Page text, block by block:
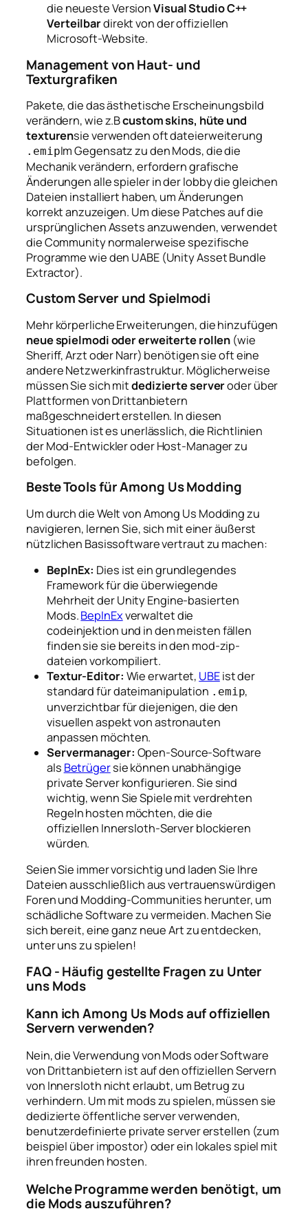
die neueste VersionVisual Studio C++
Verteilbardirekt von der offiziellen
Microsoft-Website.
Management von Haut- und
Texturgrafiken
Pakete, die das ästhetische Erscheinungsbild
verändern, wie z.Bcustom skins, hüte und
texturensie verwenden oft dateierweiterung
.emipIm Gegensatz zu den Mods, die die
Mechanik verändern, erfordern grafische
Änderungenalle spieler in der lobbydie gleichen
Dateien installiert haben, um Änderungen
korrekt anzuzeigen. Um diese Patches auf die
ursprünglichen Assets anzuwenden, verwendet
die Community normalerweise spezifische
Programme wie den UABE (Unity Asset Bundle
Extractor).
Custom Server und Spielmodi
Mehr körperliche Erweiterungen, die hinzufügen
neue spielmodi oder erweiterte rollen (wie
Sheriff, Arzt oder Narr) benötigen sie oft eine
andere Netzwerkinfrastruktur. Möglicherweise
müssen Sie sich mitdedizierte serveroder über
Plattformen von Drittanbietern
maßgeschneidert erstellen. In diesen
Situationen ist es unerlässlich, die Richtlinien
der Mod-Entwickler oder Host-Manager zu
befolgen.
Beste Tools für Among Us Modding
Um durch die Welt von Among Us Modding zu
navigieren, lernen Sie, sich mit einer äußerst
nützlichen Basissoftware vertraut zu machen:
BepInEx: Dies ist ein grundlegendes
Framework für die überwiegende
Mehrheit der Unity Engine-basierten
Mods.BepInExverwaltet die
codeinjektion und in den meisten fällen
finden sie sie bereits in den mod-zip-
dateien vorkompiliert.
Textur-Editor: Wie erwartet, UBEist der
standard für dateimanipulation .emip,
unverzichtbar für diejenigen, die den
visuellen aspekt von astronauten
anpassen möchten.
Servermanager: Open-Source-Software
als Betrügersie können unabhängige
private Server konfigurieren. Sie sind
wichtig, wenn Sie Spiele mit verdrehten
Regeln hosten möchten, die die
offiziellen Innersloth-Server blockieren
würden.
Seien Sie immer vorsichtig und laden Sie Ihre
Dateien ausschließlich aus vertrauenswürdigen
Foren und Modding-Communities herunter, um
schädliche Software zu vermeiden. Machen Sie
sich bereit, eine ganz neue Art zu entdecken,
unter uns zu spielen!
FAQ - Häufig gestellte Fragen zu Unter
uns Mods
Kann ich Among Us Mods auf offiziellen
Servern verwenden?
Nein, die Verwendung von Mods oder Software
von Drittanbietern ist auf den offiziellen Servern
von Innersloth nicht erlaubt, um Betrug zu
verhindern. Um mit mods zu spielen, müssen sie
dedizierte öffentliche server verwenden,
benutzerdefinierte private server erstellen (zum
beispiel über impostor) oder ein lokales spiel mit
ihren freunden hosten.
Welche Programme werden benötigt, um
die Mods auszuführen?